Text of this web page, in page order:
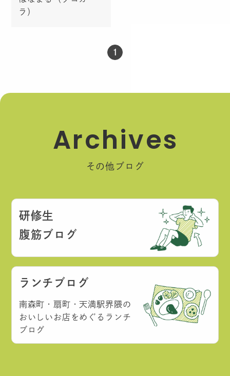
ラ）
1
Arch ives
その他ブログ
研修生
腹筋ブログ
ランチブログ
南森町・扇町・天満駅界隈の
おいしいお店をめぐるランチ
ブログ